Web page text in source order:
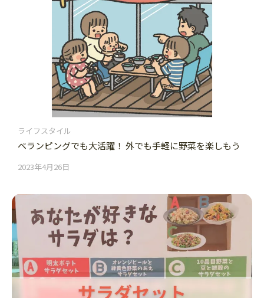
ライフスタイル
ベランピングでも大活躍！ 外でも手軽に野菜を楽しもう
2023年4月26日